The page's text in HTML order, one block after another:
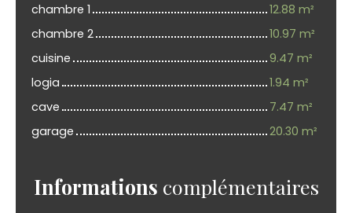
chambre 1
12.88 m²
chambre 2
10.97 m²
cuisine
9.47 m²
logia
1.94 m²
cave
7.47 m²
garage
20.30 m²
Informations complémentaires